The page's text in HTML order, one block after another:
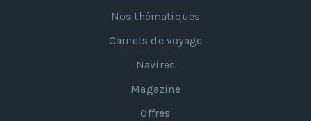
Nos thématiques
Carnets de voyage
Navires
Magazine
Offres